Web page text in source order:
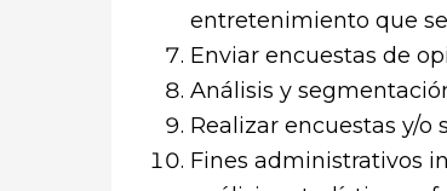
entretenimiento que
Enviar encuestas de
Análisis y
Realizar encuestas y/o
Fines administrativos